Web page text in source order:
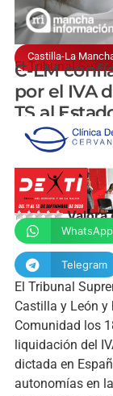
Castilla-La
El Tribunal
C-LM
por el IVA
TS al
Valora
WhatsApp
Telegram
El Tribunal
Castilla y León
Comunidad los
liquidación del
dictada en
autonomías en